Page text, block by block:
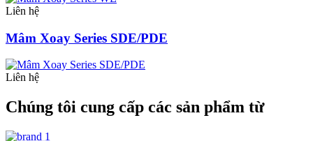
Liên hệ
Mâm Xoay Series SDE/PDE
Liên hệ
Chúng tôi cung cấp các sản phẩm từ